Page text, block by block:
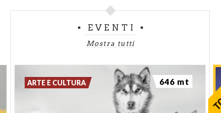
EVENTI
Mostra tutti
ARTE E CULTURA 646 mt